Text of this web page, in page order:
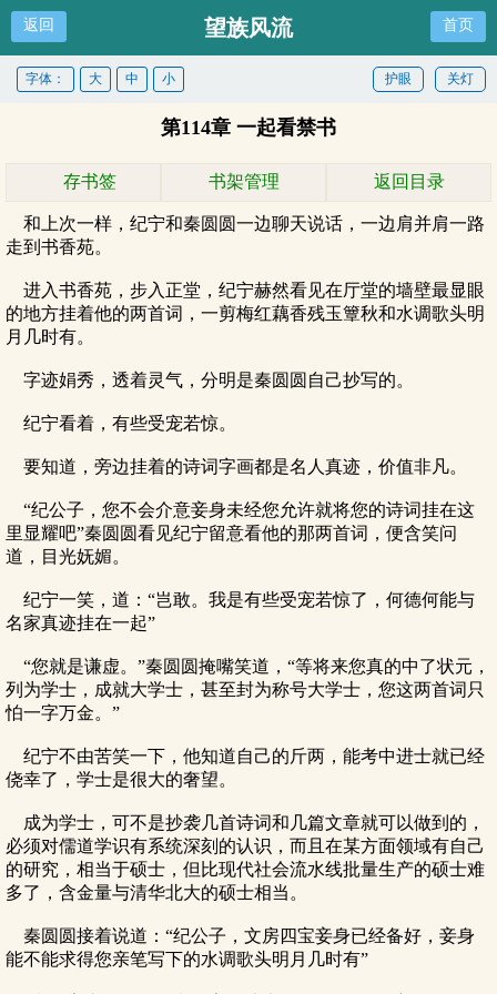
返回 望族风流 首页
关灯
护眼
字体： 大 中 小
第114章 一起看禁书
存书签 书架管理 返回目录
和上次一样，纪宁和秦圆圆一边聊天说话，一边肩并肩一路
走到书香苑。
进入书香苑，步入正堂，纪宁赫然看见在厅堂的墙壁最显眼
的地方挂着他的两首词，一剪梅红藕香残玉簟秋和水调歌头明
月几时有。
字迹娟秀，透着灵气，分明是秦圆圆自己抄写的。
纪宁看着，有些受宠若惊。
要知道，旁边挂着的诗词字画都是名人真迹，价值非凡。
“纪公子，您不会介意妾身未经您允许就将您的诗词挂在这
里显耀吧”秦圆圆看见纪宁留意看他的那两首词，便含笑问
道，目光妩媚。
纪宁一笑，道：“岂敢。我是有些受宠若惊了，何德何能与
名家真迹挂在一起”
“您就是谦虚。”秦圆圆掩嘴笑道，“等将来您真的中了状元，
列为学士，成就大学士，甚至封为称号大学士，您这两首词只
怕一字万金。”
纪宁不由苦笑一下，他知道自己的斤两，能考中进士就已经
侥幸了，学士是很大的奢望。
成为学士，可不是抄袭几首诗词和几篇文章就可以做到的，
必须对儒道学识有系统深刻的认识，而且在某方面领域有自己
的研究，相当于硕士，但比现代社会流水线批量生产的硕士难
多了，含金量与清华北大的硕士相当。
秦圆圆接着说道：“纪公子，文房四宝妾身已经备好，妾身
能不能求得您亲笔写下的水调歌头明月几时有”